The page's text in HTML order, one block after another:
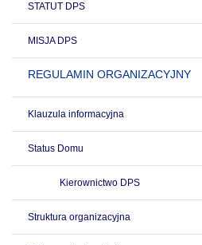
STATUT DPS
MISJA DPS
REGULAMIN ORGANIZACYJNY
Klauzula informacyjna
Status Domu
Kierownictwo DPS
Struktura organizacyjna